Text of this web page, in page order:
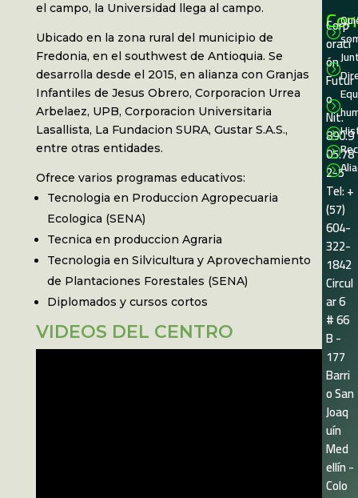
el campo, la Universidad llega al campo.
Ubicado en la zona rural del municipio de
Fredonia, en el southwest de Antioquia. Se
desarrolla desde el 2015, en alianza con Granjas
Infantiles de Jesus Obrero, Corporacion Urrea
Arbelaez, UPB, Corporacion Universitaria
Lasallista, La Fundacion SURA, Gustar S.A.S.,
entre otras entidades.
Ofrece varios programas educativos:
Tecnologia en Produccion Agropecuaria
Ecologica (SENA)
Tecnica en produccion Agraria
Tecnologia en Silvicultura y Aprovechamiento
de Plantaciones Forestales (SENA)
Diplomados y cursos cortos
VIDEOS DEL CENTRO
Corp
oraci
ón
Futur
o
Nit.
890.9
05.78
2-5
Tel: +
(57)
604-
322-
1842
Circul
ar 6
# 66
B -
177
Barri
o San
Joaq
uín
Med
ellín -
Colo
=
=
=
=
=
=